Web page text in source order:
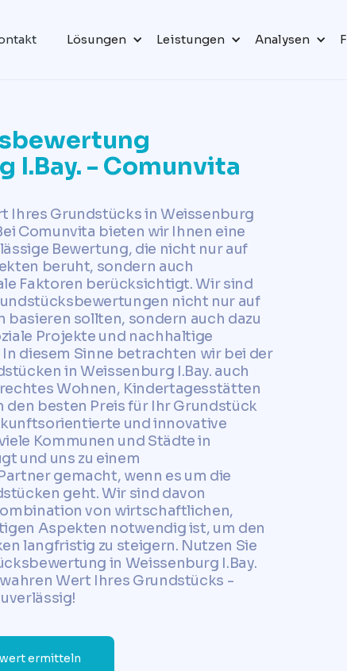
Lösungen Leistungen Analysen
I.Bay. - Comunvita
Ihres Grundstücks in Weissenburg
Comunvita bieten wir Ihnen eine
Bewertung, die nicht nur auf
beruht, sondern auch
Faktoren berücksichtigt. Wir sind
nicht nur auf
basieren sollten, sondern auch dazu
Projekte und nachhaltige
diesem Sinne betrachten wir bei der
in Weissenburg I.Bay. auch
Wohnen, Kindertagesstätten
den besten Preis für Ihr Grundstück
und innovative
Kommunen und Städte in
und uns zu einem
gemacht, wenn es um die
geht. Wir sind davon
von wirtschaftlichen,
Aspekten notwendig ist, um den
langfristig zu steigern. Nutzen Sie
in Weissenburg I.Bay.
Wert Ihres Grundstücks -
ermitteln